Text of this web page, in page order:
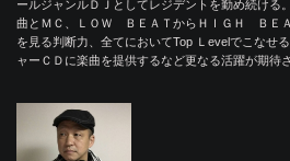
ールジャンルＤＪとしてレジデントを勤め続ける
曲とＭＣ、ＬＯＷ ＢＥＡＴからＨＩＧＨ ＢＥ
を見る判断力、全てにおいてTop Ｌevelでこなせ
ャーＣＤに楽曲を提供するなど更なる活躍が期待